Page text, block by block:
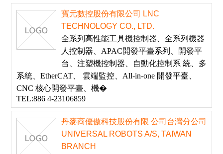
寶元數控股份有限公司 LNC
TECHNOLOGY CO., LTD.
全系列高性能工具機控制器、全系列機器
人控制器、APAC開發平臺系列、開發平
台、注塑機控制器、自動化控制系 統、多
系統、EtherCAT、 雲端監控、All-in-one 開發平臺、
CNC 核心開發平臺、機�
TEL:886 4-23106859
丹麥商優傲科技股份有限 公司台灣分公司
UNIVERSAL ROBOTS A/S, TAIWAN
BRANCH